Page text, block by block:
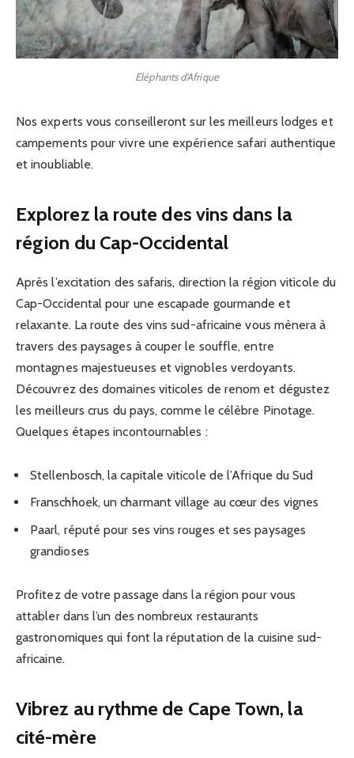
Eléphants d’Afrique
Nos experts vous conseilleront sur les meilleurs lodges et
campements pour vivre une expérience safari authentique
et inoubliable.
Explorez la route des vins dans la
région du Cap-Occidental
Après l’excitation des safaris, direction la région viticole du
Cap-Occidental pour une escapade gourmande et
relaxante. La route des vins sud-africaine vous mènera à
travers des paysages à couper le souffle, entre
montagnes majestueuses et vignobles verdoyants.
Découvrez des domaines viticoles de renom et dégustez
les meilleurs crus du pays, comme le célèbre Pinotage.
Quelques étapes incontournables :
Stellenbosch, la capitale viticole de l’Afrique du Sud
Franschhoek, un charmant village au cœur des vignes
Paarl, réputé pour ses vins rouges et ses paysages
grandioses
Profitez de votre passage dans la région pour vous
attabler dans l’un des nombreux restaurants
gastronomiques qui font la réputation de la cuisine sud-
africaine.
Vibrez au rythme de Cape Town, la
cité-mère